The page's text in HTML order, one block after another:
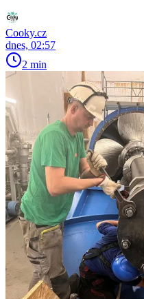
Cooky.cz
dnes, 02:57
2 min